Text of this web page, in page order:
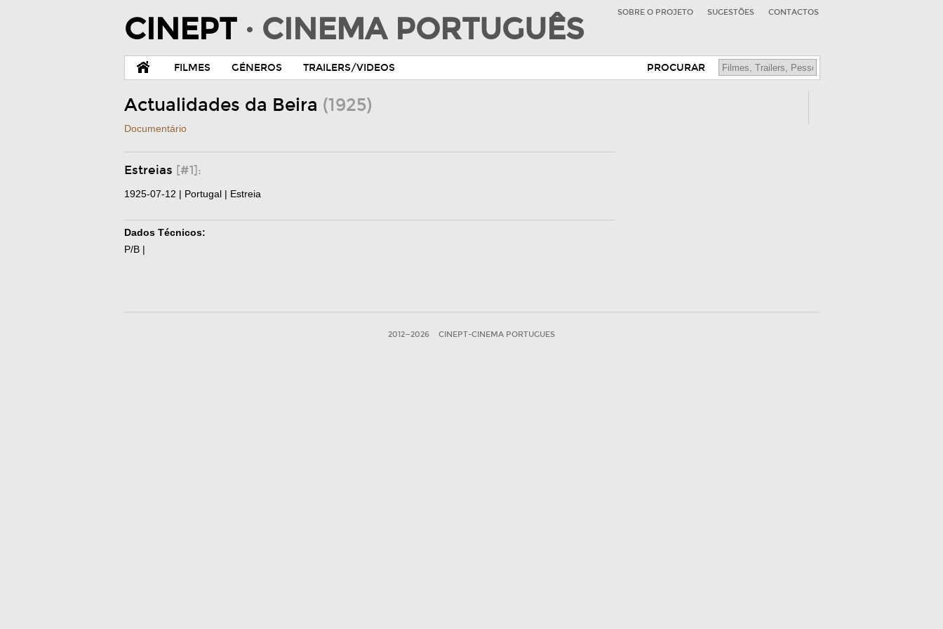
CINEPT · CINEMA PORTUGUÊS SOBRE O PROJETO SUGESTÕES CONTACTOS
FILMES GÉNEROS TRAILERS/VIDEOS PROCURAR
Actualidades da Beira (1925)
Documentário
Estreias [#1]:
1925-07-12 | Portugal | Estreia
Dados Técnicos:
P/B |
2012—2026 CINEPT-CINEMA PORTUGUES